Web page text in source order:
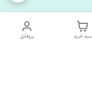
پروفایل سبد خرید